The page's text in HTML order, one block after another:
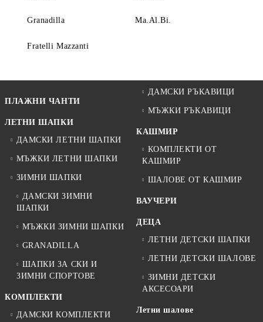
Granadilla Ma.Al.Bi.
Fratelli Mazzanti
ПЛАЖНИ ЧАНТИ
ЛЕТНИ ШАПКИ
ДАМСКИ ЛЕТНИ ШАПКИ
МЪЖКИ ЛЕТНИ ШАПКИ
ЗИМНИ ШАПКИ
ДАМСКИ ЗИМНИ
ШАПКИ
МЪЖКИ ЗИМНИ ШАПКИ
GRANADILLA
ШАПКИ ЗА СКИ И
ЗИМНИ СПОРТОВЕ
КОМПЛЕКТИ
ДАМСКИ КОМПЛЕКТИ
ДАМСКИ РЪКАВИЦИ
МЪЖКИ РЪКАВИЦИ
КАШМИР
КОМПЛЕКТИ ОТ
КАШМИР
ШАЛОВЕ ОТ КАШМИР
ВАУЧЕРИ
ДЕЦА
ЛЕТНИ ДЕТСКИ ШАПКИ
ЛЕТНИ ДЕТСКИ ШАЛОВЕ
ЗИМНИ ДЕТСКИ
АКСЕСОАРИ
Летни шалове